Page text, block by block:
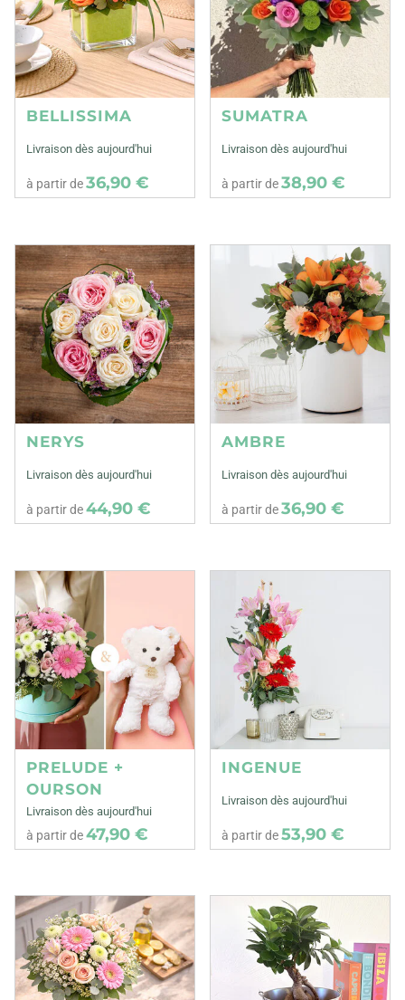
BELLISSIMA
Livraison dès aujourd'hui
à partir de36,90 €
SUMATRA
Livraison dès aujourd'hui
à partir de38,90 €
NERYS
Livraison dès aujourd'hui
à partir de44,90 €
AMBRE
Livraison dès aujourd'hui
à partir de36,90 €
PRELUDE +
OURSON
Livraison dès aujourd'hui
à partir de47,90 €
INGENUE
Livraison dès aujourd'hui
à partir de53,90 €